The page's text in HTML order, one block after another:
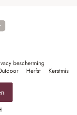
bescherming
Herfst
Kerstmis